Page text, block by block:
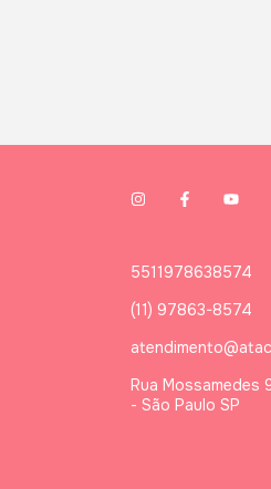
5511978638574
(11) 97863-8574
Rua Mossamedes
- São Paulo SP